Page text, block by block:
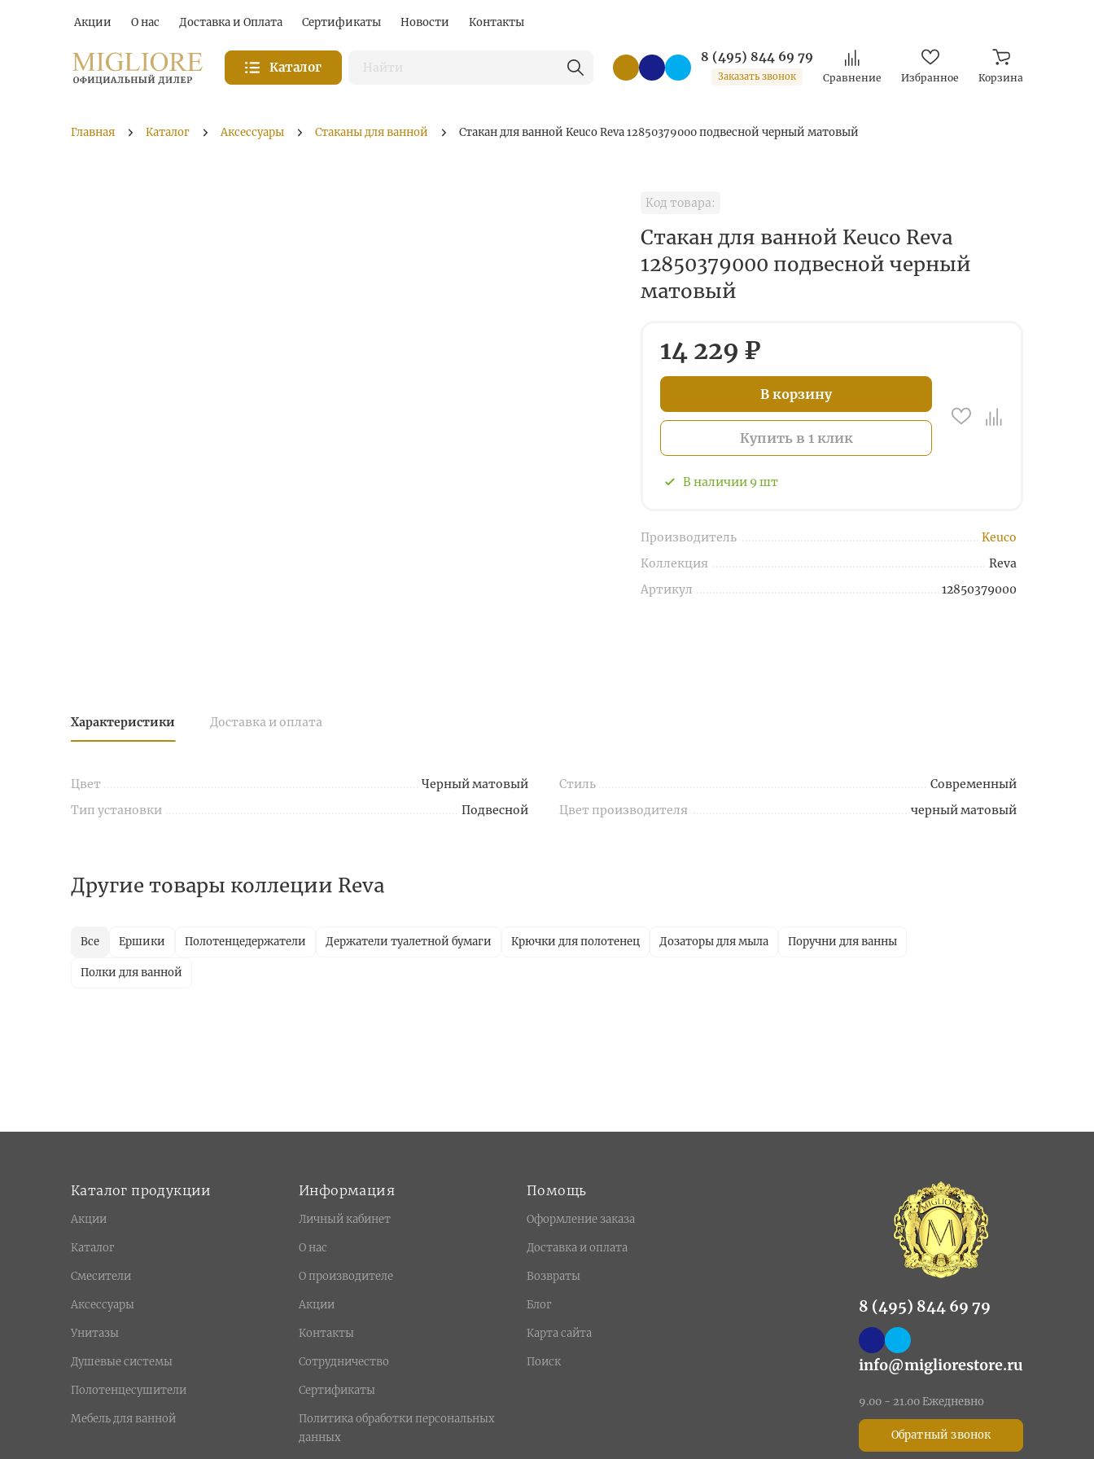
Акции О нас Доставка и Оплата Сертификаты Новости Контакты
Каталог
8 (495) 844 69 79
Заказать звонок Сравнение Избранное Корзина
Главная Каталог Аксессуары Стаканы для ванной Стакан для ванной Keuco Reva 12850379000 подвесной черный матовый
Код товара:
Стакан для ванной Keuco Reva
12850379000 подвесной черный
матовый
14 229 ₽
В корзину
Купить в 1 клик
В наличии 9шт
Производитель
Keuco
Коллекция
Reva
Артикул
12850379000
Характеристики Доставка и оплата
Цвет
Черный матовый
Тип установки
Подвесной
Стиль
Современный
Цвет производителя
черный матовый
Другие товары коллеции Reva
Все Ершики Полотенцедержатели Держатели туалетной бумаги Крючки для полотенец Дозаторы для мыла Поручни для ванны
Полки для ванной
Каталог продукции
Акции
Каталог
Смесители
Аксессуары
Унитазы
Душевые системы
Полотенцесушители
Мебель для ванной
Информация
Личный кабинет
О нас
О производителе
Акции
Контакты
Сотрудничество
Сертификаты
Политика обработки персональных
данных
Помощь
Оформление заказа
Доставка и оплата
Возвраты
Блог
Карта сайта
Поиск
8 (495) 844 69 79
info@migliorestore.ru
9.00 - 21.00 Ежедневно
Обратный звонок